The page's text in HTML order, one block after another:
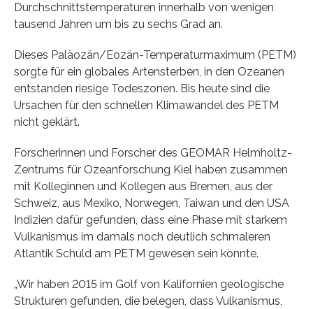
Durchschnittstemperaturen innerhalb von wenigen
tausend Jahren um bis zu sechs Grad an.
Dieses Paläozän/Eozän-Temperaturmaximum (PETM)
sorgte für ein globales Artensterben, in den Ozeanen
entstanden riesige Todeszonen. Bis heute sind die
Ursachen für den schnellen Klimawandel des PETM
nicht geklärt.
Forscherinnen und Forscher des GEOMAR Helmholtz-
Zentrums für Ozeanforschung Kiel haben zusammen
mit Kolleginnen und Kollegen aus Bremen, aus der
Schweiz, aus Mexiko, Norwegen, Taiwan und den USA
Indizien dafür gefunden, dass eine Phase mit starkem
Vulkanismus im damals noch deutlich schmaleren
Atlantik Schuld am PETM gewesen sein könnte.
„Wir haben 2015 im Golf von Kalifornien geologische
Strukturen gefunden, die belegen, dass Vulkanismus,